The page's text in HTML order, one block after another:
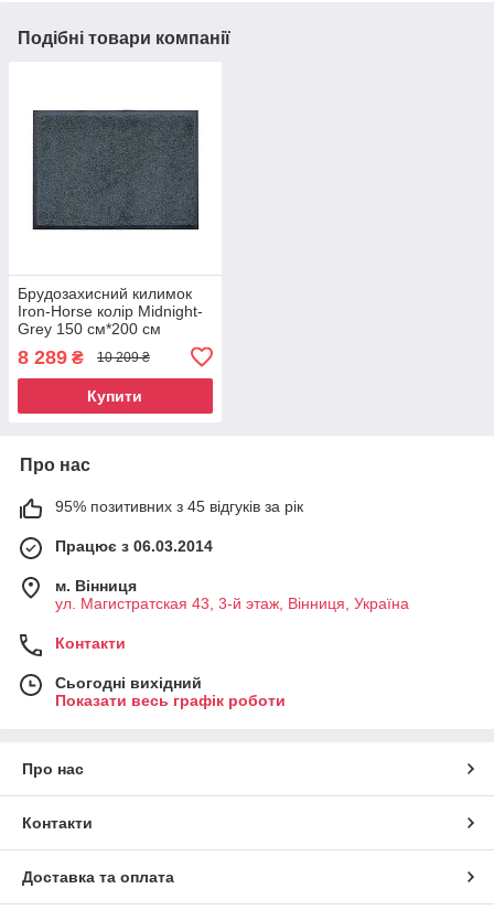
Подібні товари компанії
Брудозахисний килимок
Iron-Horse колір Midnight-
Grey 150 см*200 см
8 289 ₴ 10 209 ₴
Купити
Про нас
95% позитивних з 45 відгуків за рік
Працює з 06.03.2014
м. Вінниця
ул. Магистратская 43, 3-й этаж, Вінниця, Україна
Контакти
Сьогодні вихідний
Показати весь графік роботи
Про нас
Контакти
Доставка та оплата